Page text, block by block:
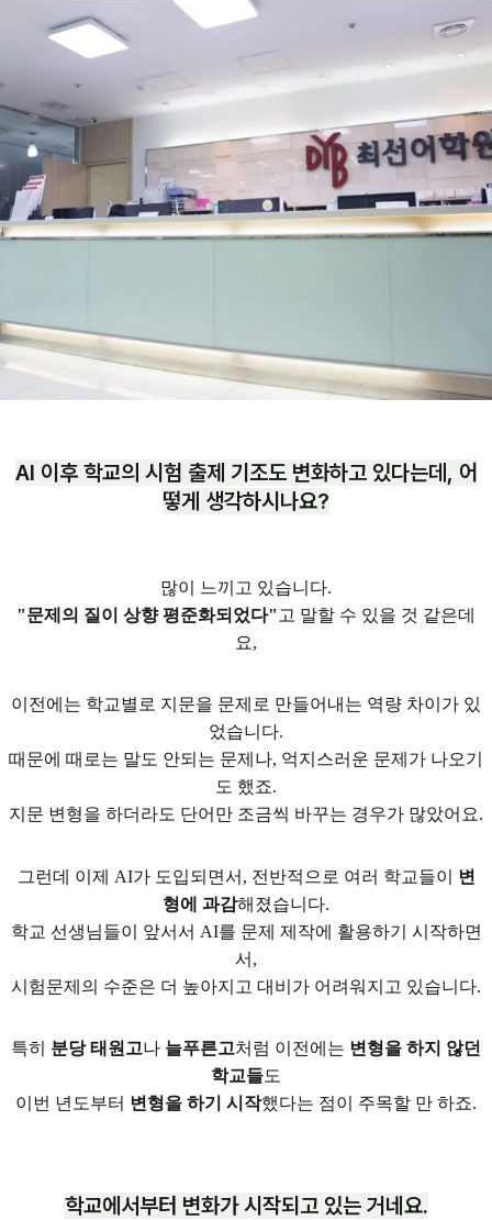
AI 이후 학교의 시험 출제 기조도 변화하고 있다는데, 어
떻게 생각하시나요?
많이 느끼고 있습니다.
"문제의 질이 상향 평준화되었다" 고 말할 수 있을 것 같은데
요,
이전에는 학교별로 지문을 문제로 만들어내는 역량 차이가 있
었습니다.
때문에 때로는 말도 안되는 문제나, 억지스러운 문제가 나오기
도 했죠.
지문 변형을 하더라도 단어만 조금씩 바꾸는 경우가 많았어요.
그런데 이제 AI가 도입되면서, 전반적으로 여러 학교들이
변
형에 과감해졌습니다.
학교 선생님들이 앞서서 AI를 문제 제작에 활용하기 시작하면
서,
시험문제의 수준은 더 높아지고 대비가 어려워지고 있습니다.
특히 분당 태원고나 늘푸른고처럼 이전에는 변형을 하지 않던
학교들도
이번 년도부터 변형을 하기 시작했다는 점이 주목할 만 하죠.
학교에서부터 변화가 시작되고 있는 거네요.